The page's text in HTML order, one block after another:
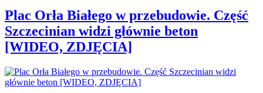
Plac Orła Białego w przebudowie. Część
Szczecinian widzi głównie beton
[WIDEO, ZDJĘCIA]